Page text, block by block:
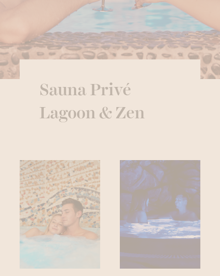
Sauna Privé
Lagoon & Zen